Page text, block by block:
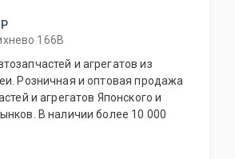
оборудование для Вашего
качества на все услуги
Квалифицированные
Мы работаем для Вас каждый
166В
и агрегатов из
Розничная и оптовая продажа
и агрегатов Японского и
В наличии более 10 000